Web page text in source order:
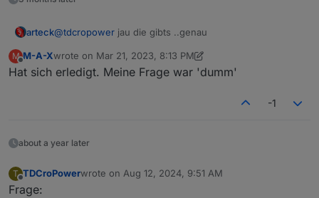
arteck@tdcropower jau die gibts ..genau
M
Offline
M-A-Xwrote on Mar 21, 2023, 8:13 PM
last edited by M-A-XMar 21, 2023, 10:13 PM
Hat sich erledigt. Meine Frage war 'dumm'
-1
about a year later
T TDCroPowerwrote on Aug 12, 2024, 9:51 AM
last edited by
Frage: